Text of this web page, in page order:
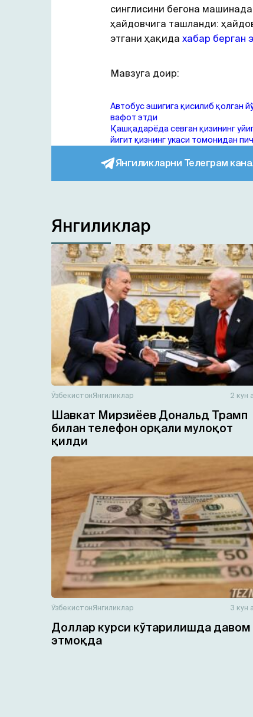
синглисини бегона
ҳайдовчига ташланди:
этгани ҳақида хабар берган
Мавзуга доир:
Автобус эшигига қисилиб қолган
вафот этди
Қашқадарёда севган қизининг
йигит қизнинг укаси томонидан
Янгиликларни Телеграм
Янгиликлар
ЎзбекистонЯнгиликлар 2 кун
Шавкат Мирзиёев Дональд Трамп
билан телефон орқали мулоқот
қилди
ЎзбекистонЯнгиликлар 3 кун
Доллар курси кўтарилишда давом
этмоқда